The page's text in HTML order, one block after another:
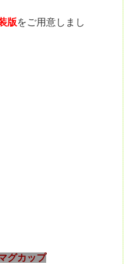
版をご用意しまし
グカップ